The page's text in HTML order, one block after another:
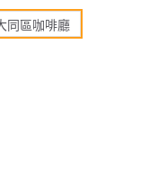
同區咖啡廳